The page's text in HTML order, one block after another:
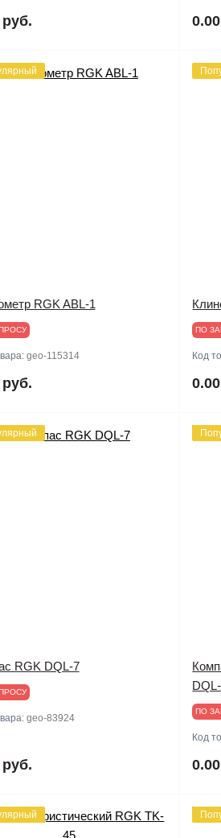
RGK ABL-1
geo-115314
ПО
Код
RGK DQL-7
geo-83924
ПО
Код